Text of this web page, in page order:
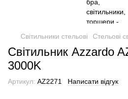
Світильники стельові Стельові
Світильник Azzardo
3000K
Артикул: AZ2271 Написати відгук